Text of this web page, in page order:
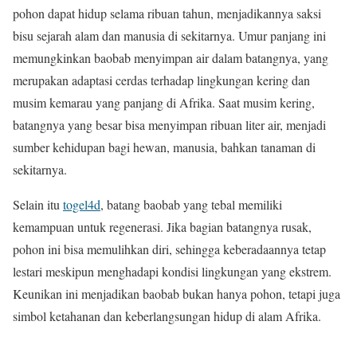
pohon dapat hidup selama ribuan tahun, menjadikannya saksi
bisu sejarah alam dan manusia di sekitarnya. Umur panjang ini
memungkinkan baobab menyimpan air dalam batangnya, yang
merupakan adaptasi cerdas terhadap lingkungan kering dan
musim kemarau yang panjang di Afrika. Saat musim kering,
batangnya yang besar bisa menyimpan ribuan liter air, menjadi
sumber kehidupan bagi hewan, manusia, bahkan tanaman di
sekitarnya.
Selain itu togel4d, batang baobab yang tebal memiliki
kemampuan untuk regenerasi. Jika bagian batangnya rusak,
pohon ini bisa memulihkan diri, sehingga keberadaannya tetap
lestari meskipun menghadapi kondisi lingkungan yang ekstrem.
Keunikan ini menjadikan baobab bukan hanya pohon, tetapi juga
simbol ketahanan dan keberlangsungan hidup di alam Afrika.